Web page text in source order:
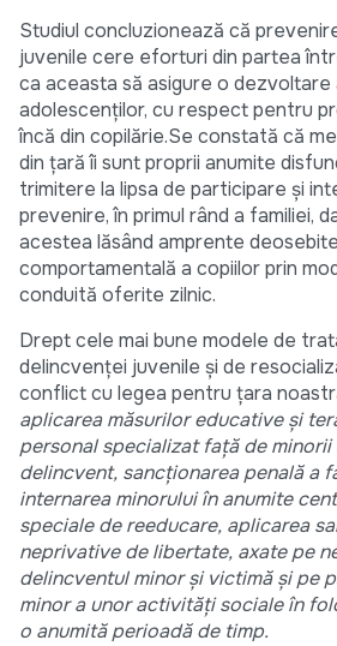
Studiul concluzionează că
juvenile cere eforturi din partea
ca aceasta să asigure o dezvoltare
adolescenţilor, cu respect pentru
încă din copilărie.Se constată că
din ţară îi sunt proprii anumite
trimitere la lipsa de participare şi
prevenire, în primul rând a familiei,
acestea lăsând amprente
comportamentală a copiilor prin
conduită oferite zilnic.
Drept cele mai bune modele de
delincvenţei juvenile şi de
conflict cu legea pentru ţara
aplicarea măsurilor educative şi
personal specializat faţă de
delincvent, sancţionarea penală a
internarea minorului în anumite
speciale de reeducare, aplicarea
neprivative de libertate, axate pe
delincventul minor şi victimă şi pe
minor a unor activităţi sociale în
o anumită perioadă de timp.